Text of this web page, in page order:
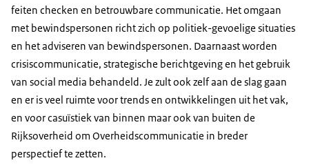
feiten checken en betrouwbare communicatie. Het omgaan
met bewindspersonen richt zich op politiek-gevoelige situaties
en het adviseren van bewindspersonen. Daarnaast worden
crisiscommunicatie, strategische berichtgeving en het gebruik
van social media behandeld. Je zult ook zelf aan de slag gaan
en er is veel ruimte voor trends en ontwikkelingen uit het vak,
en voor casuïstiek van binnen maar ook van buiten de
Rijksoverheid om Overheidscommunicatie in breder
perspectief te zetten.